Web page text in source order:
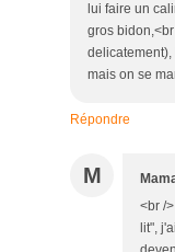
lui faire un
gros
delicatement),
mais on se
Répondre
M
<br /
lit",